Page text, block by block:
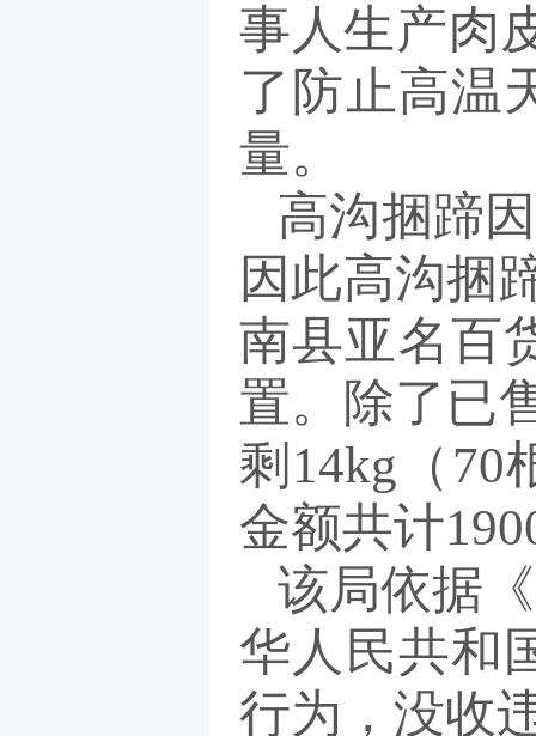
事人生产肉
了防止高温
量。
高沟捆蹄
因此高沟捆
南县亚名百
置。除了已
剩14kg（70
金额共计
该局依据
华人民共和
行为，没